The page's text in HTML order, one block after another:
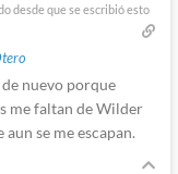
desde que se escribió esto
nuevo porque
me faltan de Wilder
se me escapan.